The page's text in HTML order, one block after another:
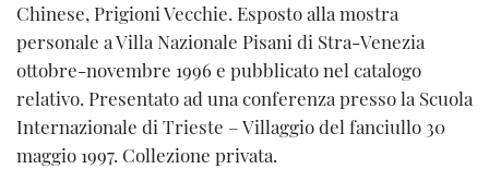
Chinese, Prigioni Vecchie. Esposto alla mostra
personale a Villa Nazionale Pisani di Stra-Venezia
ottobre-novembre 1996 e pubblicato nel catalogo
relativo. Presentato ad una conferenza presso la Scuola
Internazionale di Trieste – Villaggio del fanciullo 30
maggio 1997. Collezione privata.